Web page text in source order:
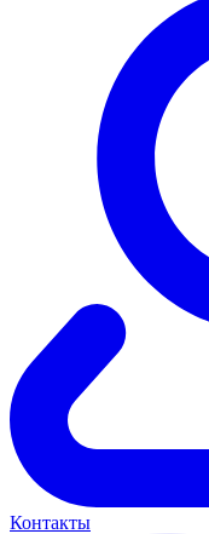
Контакты